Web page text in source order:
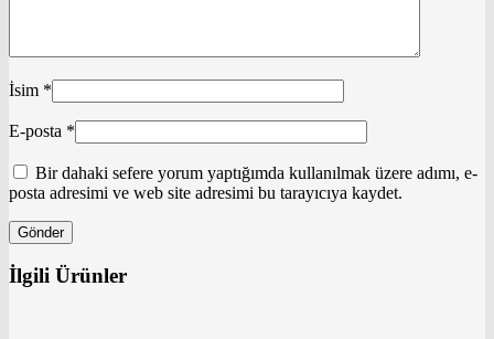
İsim *
E-posta *
Bir dahaki sefere yorum yaptığımda kullanılmak üzere adımı, e-
posta adresimi ve web site adresimi bu tarayıcıya kaydet.
İlgili Ürünler